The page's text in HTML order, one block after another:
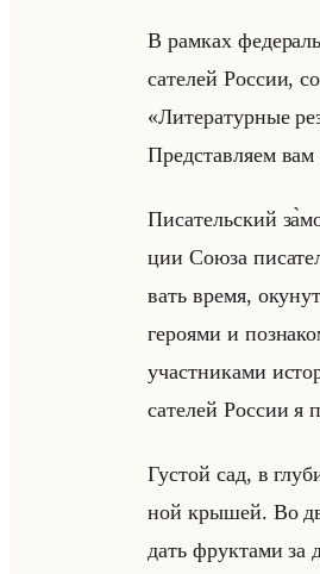
В рам­ках
са­те­лей Рос­сии,
«Литературные
Пред­став­ля­ем
Пи­са­тельский
ции Союза
вать время,
ге­ро­ями и
участ­ни­ка­ми
са­те­лей Рос­сии я
Гу­стой сад, в
ной кры­шей. Во
дать фрук­та­ми за